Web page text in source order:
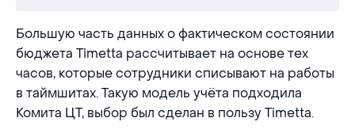
Большую часть данных о фактическом состоянии
бюджета Timetta рассчитывает на основе тех
часов, которые сотрудники списывают на работы
в таймшитах. Такую модель учёта подходила
Комита ЦТ, выбор был сделан в пользу Timetta.